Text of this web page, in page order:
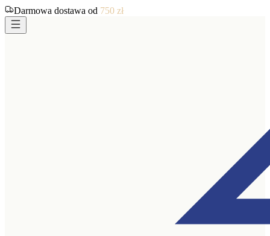
Darmowa dostawa od 750 zł